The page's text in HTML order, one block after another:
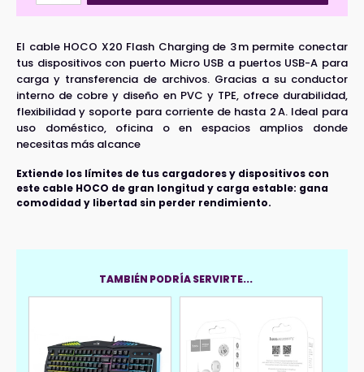
USB
HOCO
X20
Flash
Charging
cantidad
El cable HOCO X20 Flash Charging de 3 m permite conectar
tus dispositivos con puerto Micro USB a puertos USB-A para
carga y transferencia de archivos. Gracias a su conductor
interno de cobre y diseño en PVC y TPE, ofrece durabilidad,
flexibilidad y soporte para corriente de hasta 2 A. Ideal para
uso doméstico, oficina o en espacios amplios donde
necesitas más alcance
Extiende los límites de tus cargadores y dispositivos con
este cable HOCO de gran longitud y carga estable: gana
comodidad y libertad sin perder rendimiento.
TAMBIÉN PODRÍA SERVIRTE...